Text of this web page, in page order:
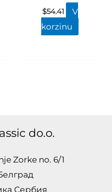
$54.41
V
korzinu
do.o.
Zorke no. 6/1
Сербия